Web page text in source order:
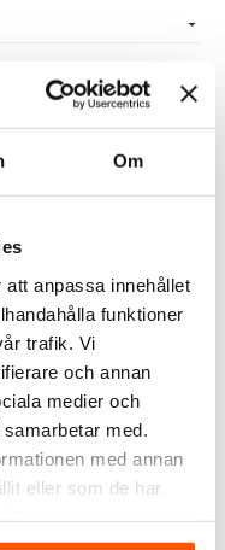
Om
anpassa innehållet
funktioner
trafik. Vi
och annan
medier och
med.
med annan
eller som de har
Electric
Vipptryckknapp
ram
Electric
kr